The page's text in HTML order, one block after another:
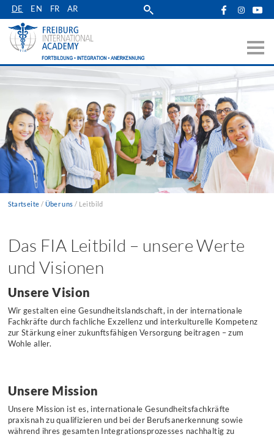
Zur
springen
DE EN FR AR
Startseite Über uns Leitbild
Das FIA Leitbild – unsere Werte
und Visionen
Unsere Vision
Wir gestalten eine Gesundheitslandschaft, in der internationale
Fachkräfte durch fachliche Exzellenz und interkulturelle Kompetenz
zur Stärkung einer zukunftsfähigen Versorgung beitragen – zum
Wohle aller.
Unsere Mission
Unsere Mission ist es, internationale Gesundheitsfachkräfte
praxisnah zu qualifizieren und bei der Berufsanerkennung sowie
während ihres gesamten Integrationsprozesses nachhaltig zu